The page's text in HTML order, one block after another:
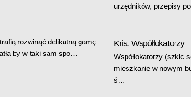
urzędników, przepisy
rozwinąć delikatną gamę
by w taki sam spo…
Kris: Współlokatorzy
Współlokatorzy (szkic
mieszkanie w nowym
ś…